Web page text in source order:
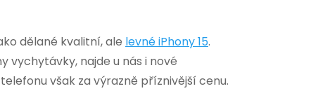
dělané kvalitní, ale levné iPhony 15.
vychytávky, najde u nás i nové
však za výrazně příznivější cenu.